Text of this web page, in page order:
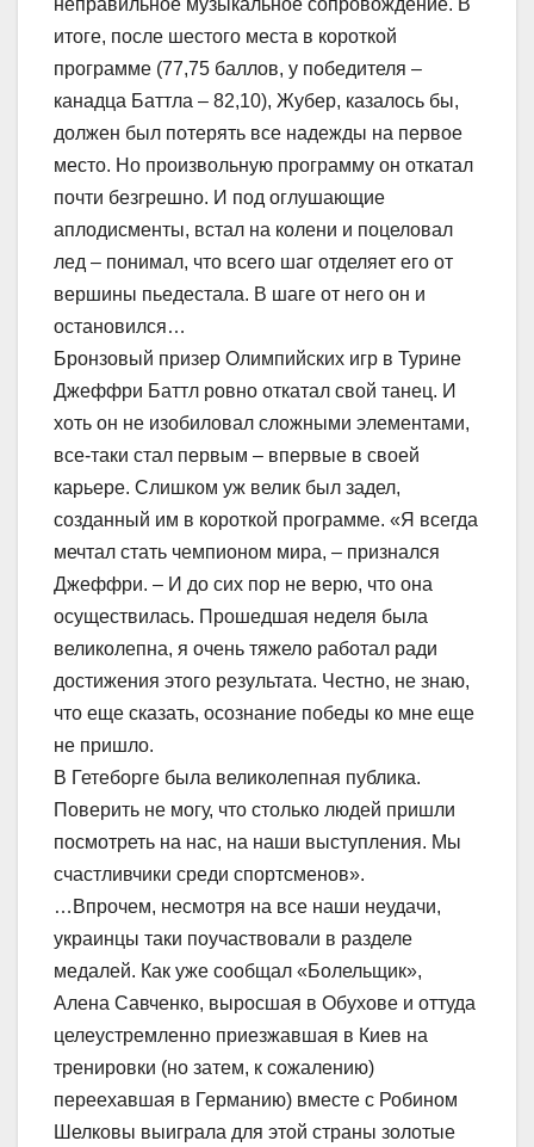
неправильное музыкальное сопровождение. В
итоге, после шестого места в короткой
программе (77,75 баллов, у победителя –
канадца Баттла – 82,10), Жубер, казалось бы,
должен был потерять все надежды на первое
место. Но произвольную программу он откатал
почти безгрешно. И под оглушающие
аплодисменты, встал на колени и поцеловал
лед – понимал, что всего шаг отделяет его от
вершины пьедестала. В шаге от него он и
остановился…
Бронзовый призер Олимпийских игр в Турине
Джеффри Баттл ровно откатал свой танец. И
хоть он не изобиловал сложными элементами,
все-таки стал первым – впервые в своей
карьере. Слишком уж велик был задел,
созданный им в короткой программе. «Я всегда
мечтал стать чемпионом мира, – признался
Джеффри. – И до сих пор не верю, что она
осуществилась. Прошедшая неделя была
великолепна, я очень тяжело работал ради
достижения этого результата. Честно, не знаю,
что еще сказать, осознание победы ко мне еще
не пришло.
В Гетеборге была великолепная публика.
Поверить не могу, что столько людей пришли
посмотреть на нас, на наши выступления. Мы
счастливчики среди спортсменов».
…Впрочем, несмотря на все наши неудачи,
украинцы таки поучаствовали в разделе
медалей. Как уже сообщал «Болельщик»,
Алена Савченко, выросшая в Обухове и оттуда
целеустремленно приезжавшая в Киев на
тренировки (но затем, к сожалению)
переехавшая в Германию) вместе с Робином
Шелковы выиграла для этой страны золотые